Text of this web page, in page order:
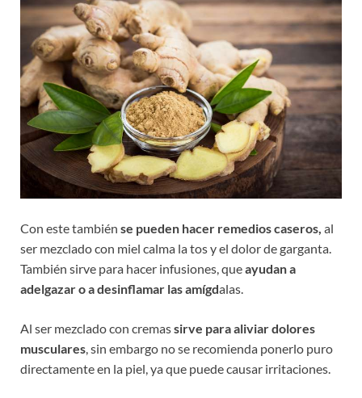
Con este también se pueden hacer remedios caseros, al
ser mezclado con miel calma la tos y el dolor de garganta.
También sirve para hacer infusiones, queayudan a
adelgazar o a desinflamar las amígdalas.
Al ser mezclado con cremassirve para aliviar dolores
musculares, sin embargo no se recomienda ponerlo puro
directamente en la piel, ya que puede causar irritaciones.